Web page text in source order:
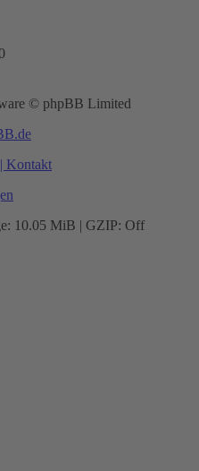
© phpBB Limited
| Kontakt
10.05 MiB | GZIP: Off